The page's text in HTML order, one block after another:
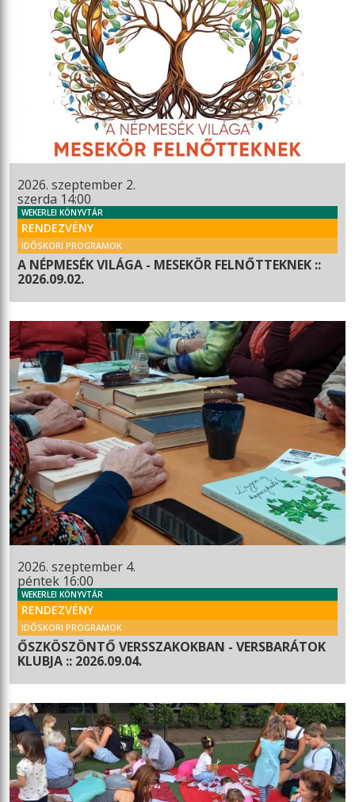
2026. szeptember 2.
szerda 14:00
WEKERLEI KÖNYVTÁR
RENDEZVÉNY
IDŐSKORI PROGRAMOK
A NÉPMESÉK VILÁGA - MESEKÖR FELNŐTTEKNEK ::
2026.09.02.
2026. szeptember 4.
péntek 16:00
WEKERLEI KÖNYVTÁR
RENDEZVÉNY
IDŐSKORI PROGRAMOK
ŐSZKÖSZÖNTŐ VERSSZAKOKBAN - VERSBARÁTOK
KLUBJA :: 2026.09.04.